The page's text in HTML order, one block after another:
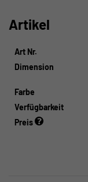
Artikel
Art Nr.
Dimension
Farbe
Verfügbarkeit
Preis